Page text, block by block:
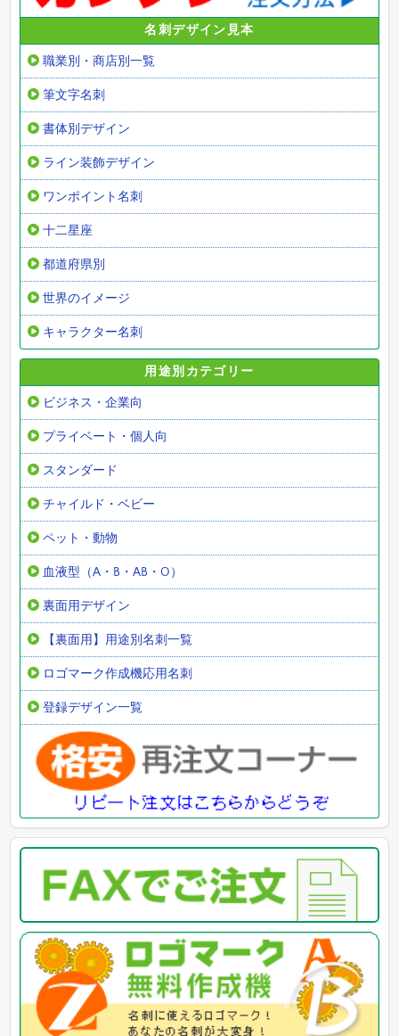
名刺デザイン見本
職業別・商店別一覧
筆文字名刺
書体別デザイン
ライン装飾デザイン
ワンポイント名刺
十二星座
都道府県別
世界のイメージ
キャラクター名刺
用途別カテゴリー
ビジネス・企業向
プライベート・個人向
スタンダード
チャイルド・ベビー
ペット・動物
血液型（A・B・AB・O）
裏面用デザイン
【裏面用】用途別名刺一覧
ロゴマーク作成機応用名刺
登録デザイン一覧